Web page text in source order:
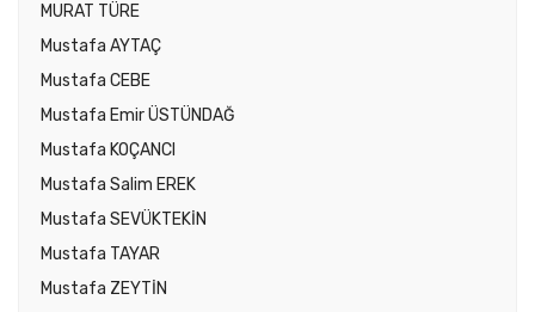
MURAT TÜRE
Mustafa AYTAÇ
Mustafa CEBE
Mustafa Emir ÜSTÜNDAĞ
Mustafa KOÇANCI
Mustafa Salim EREK
Mustafa SEVÜKTEKİN
Mustafa TAYAR
Mustafa ZEYTİN